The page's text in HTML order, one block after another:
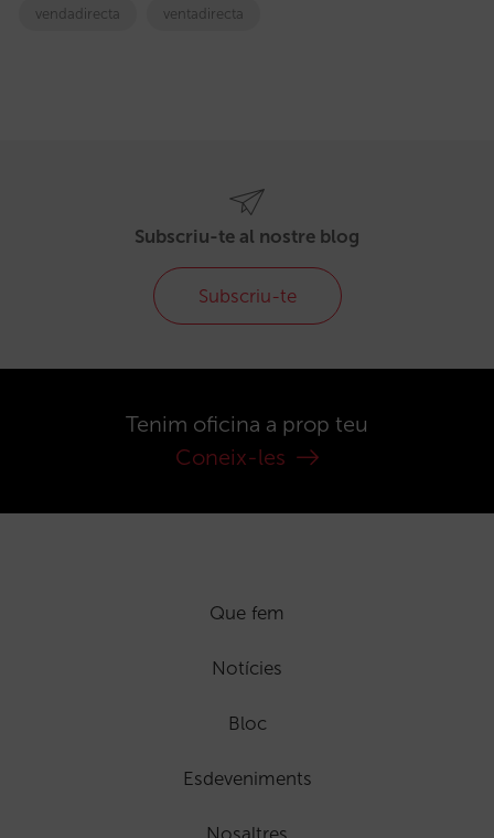
vendadirecta ventadirecta
Subscriu-te al nostre blog
Subscriu-te
Tenim oficina a prop teu
Coneix-les
Que fem
Notícies
Bloc
Esdeveniments
Nosaltres